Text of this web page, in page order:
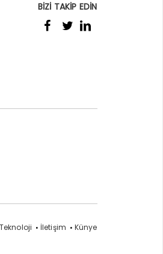
BİZİ TAKİP EDİN
Teknoloji İletişim Künye